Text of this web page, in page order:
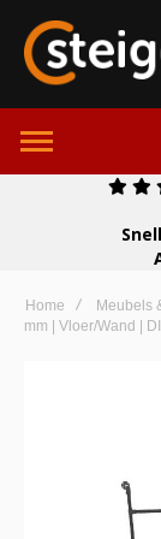
Home Meubels
mm | Vloer/Wand |
afbeeldingen-